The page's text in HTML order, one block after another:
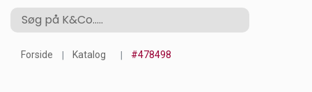
Forside Katalog #478498